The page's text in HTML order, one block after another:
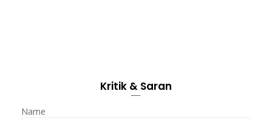
Kritik & Saran
Name